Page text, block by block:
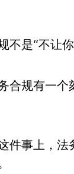
不是“不让
合规有一
件事上，